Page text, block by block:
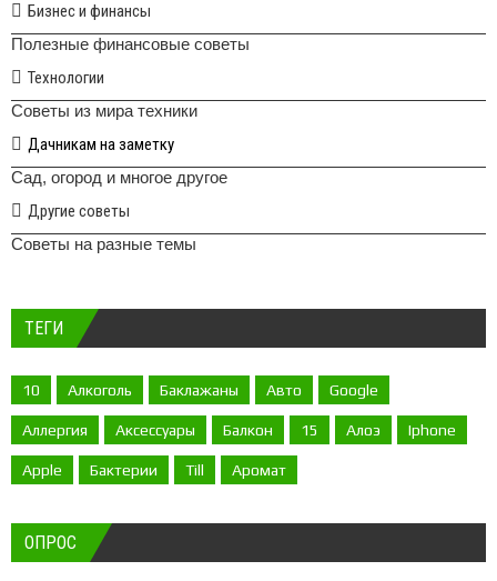
Бизнес и финансы
Полезные финансовые советы
Технологии
Советы из мира техники
Дачникам на заметку
Сад, огород и многое другое
Другие советы
Советы на разные темы
ТЕГИ
10 Алкоголь Баклажаны Авто Google
Аллергия Аксессуары Балкон 15 Алоэ Iphone
Apple Бактерии Till Аромат
ОПРОС